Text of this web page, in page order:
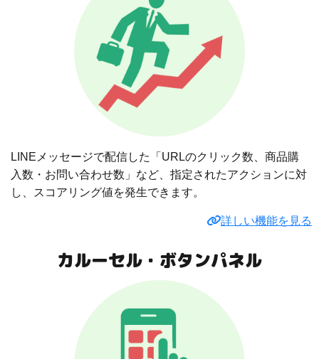
LINEメッセージで配信した「URLのクリック数、商品購
入数・お問い合わせ数」など、指定されたアクションに対
し、スコアリング値を発生できます。
詳しい機能を見る
カルーセル・ボタンパネル